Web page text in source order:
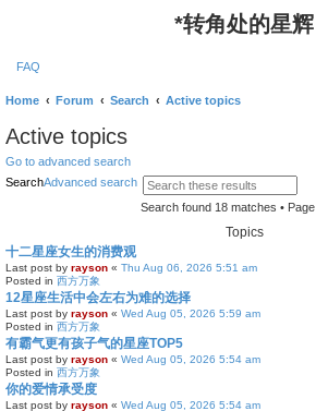
*转角处的星辉
FAQ
Home Forum Search Active topics
Active topics
Go to advanced search
SearchAdvanced search
Search found 18 matches • Page
Topics
十二星座女生的消费观
Last post by rayson « Thu Aug 06, 2026 5:51 am
Posted in 西方万象
12星座生活中会左右为难的选择
Last post by rayson « Wed Aug 05, 2026 5:59 am
Posted in 西方万象
有霸气更有孩子气的星座TOP5
Last post by rayson « Wed Aug 05, 2026 5:54 am
Posted in 西方万象
你的爱情承受度
Last post by rayson « Wed Aug 05, 2026 5:54 am